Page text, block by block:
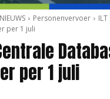
Personenvervoer
per 1 juli
per 1 juli